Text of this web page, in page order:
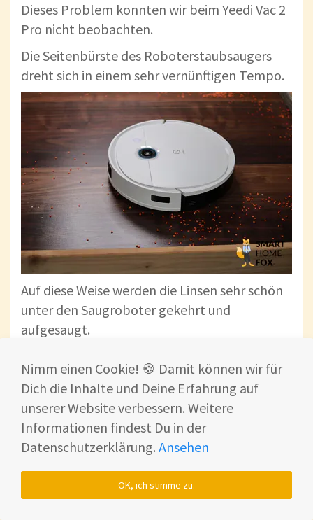
Dieses Problem konnten wir beim Yeedi Vac 2
Pro nicht beobachten.
Die Seitenbürste des Roboterstaubsaugers
dreht sich in einem sehr vernünftigen Tempo.
Auf diese Weise werden die Linsen sehr schön
unter den Saugroboter gekehrt und
aufgesaugt.
Testergebnis bei Haferflocken (49 von 50 g
aufgesaugt | 98 %)
Auch bei unserer zweiten Schmutzart - den
Haferflocken - wusste der Yeedi Vac 2 Pro auf
dem harten Untergrund zu überzeugen.
Nimm einen Cookie! 🍪 Damit können wir für
Dich die Inhalte und Deine Erfahrung auf
unserer Website verbessern. Weitere
Informationen findest Du in der
Datenschutzerklärung. Ansehen
OK, ich stimme zu.